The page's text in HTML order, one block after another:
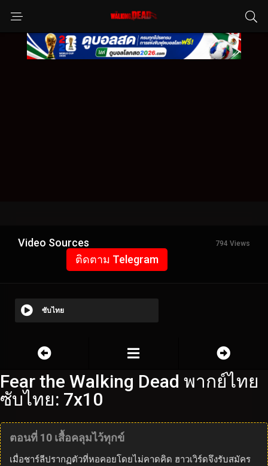
Video Sources 794 Views
ติดตาม Telegram
ซับไทย
Fear the Walking Dead พากย์ไทย
ซับไทย: 7x10
ตอนที่ 10 เสื้อคลุมไว้ทุกข์
เมื่อชาร์ลีปรากฏตัวที่หอคอยโดยไม่คาดคิด ฮาวเวิร์ดจึงรับสมัคร